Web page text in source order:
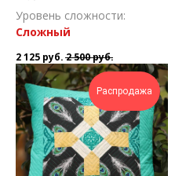
Уровень сложности:
Сложн ый
2 125 руб. 2 500руб.
Распродажа